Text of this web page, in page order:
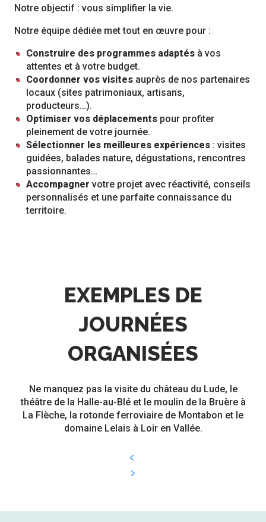
Notre objectif : vous simplifier la vie.
Notre équipe dédiée met tout en œuvre pour :
Construire des programmes adaptés à vos
attentes et à votre budget.
Coordonner vos visites auprès de nos partenaires
locaux (sites patrimoniaux, artisans,
producteurs…).
Optimiser vos déplacements pour profiter
pleinement de votre journée.
Sélectionner les meilleures expériences : visites
guidées, balades nature, dégustations, rencontres
passionnantes…
Accompagner votre projet avec réactivité, conseils
personnalisés et une parfaite connaissance du
territoire.
EXEMPLES DE
JOURNÉES
ORGANISÉES
Ne manquez pas la visite du château du Lude, le
théâtre de la Halle-au-Blé et le moulin de la Bruère à
La Flèche, la rotonde ferroviaire de Montabon et le
domaine Lelais à Loir en Vallée.